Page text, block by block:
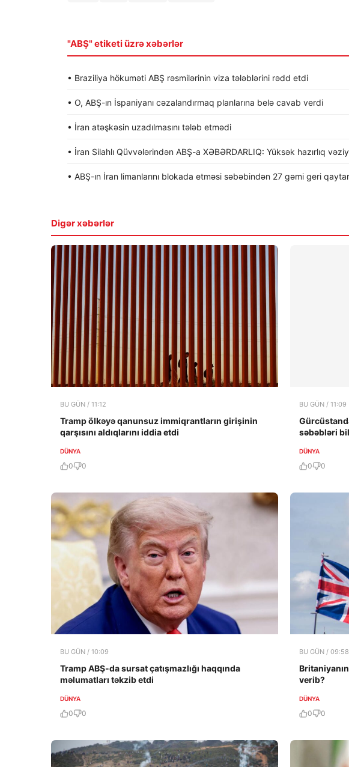
"ABŞ" etiketi üzrə xəbərlər
• Braziliya hökuməti ABŞ rəsmilərinin viza tələblərini rədd etdi
• O, ABŞ-ın İspaniyanı cəzalandırmaq planlarına belə cavab verdi
• İran atəşkəsin uzadılmasını tələb etmədi
• İran Silahlı Qüvvələrindən ABŞ-a XƏBƏRDARLIQ: Yüksək hazırlıq
• ABŞ-ın İran limanlarını blokada etməsi səbəbindən 27 gəmi geri
Digər xəbərlər
BU GÜN / 11:12
Tramp ölkəyə qanunsuz immiqrantların girişinin
qarşısını aldıqlarını iddia etdi
DÜNYA
0 0
BU GÜN / 11:09
səbəbləri
DÜNYA
0 0
BU GÜN / 10:09
Tramp ABŞ-da sursat çatışmazlığı haqqında
məlumatları təkzib etdi
DÜNYA
0 0
BU GÜN / 09:58
verib?
DÜNYA
0 0